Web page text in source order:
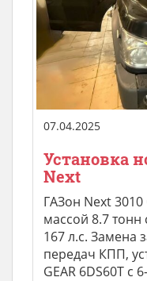
07.04.2025
Установка
Next
ГАЗон Next 3010
массой 8.7
167 л.с. Замена
передач КПП,
GEAR 6DS60T с